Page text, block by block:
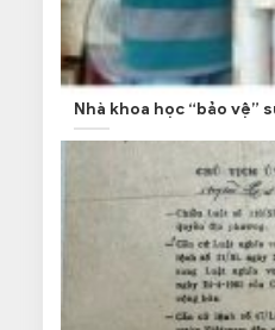
Nhà khoa học “bảo vệ”